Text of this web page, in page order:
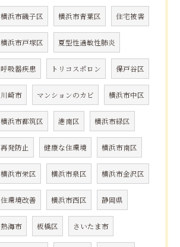
横浜市磯子区 横浜市青葉区 住宅被害
横浜市戸塚区 夏型性過敏性肺炎
呼吸器疾患 トリコスポロン 保戸谷区
川崎市 マンションのカビ 横浜市中区
横浜市都筑区 港南区 横浜市緑区
再発防止 健康な住環境 横浜市南区
横浜市栄区 横浜市泉区 横浜市金沢区
住環境改善 横浜市西区 静岡県
熱海市 板橋区 さいたま市